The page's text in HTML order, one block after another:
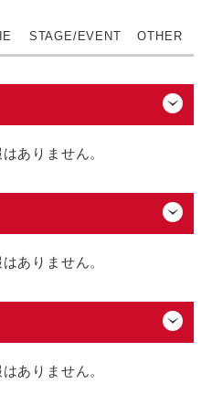
STAGE/EVENT OTHER
ありません。
ありません。
ありません。